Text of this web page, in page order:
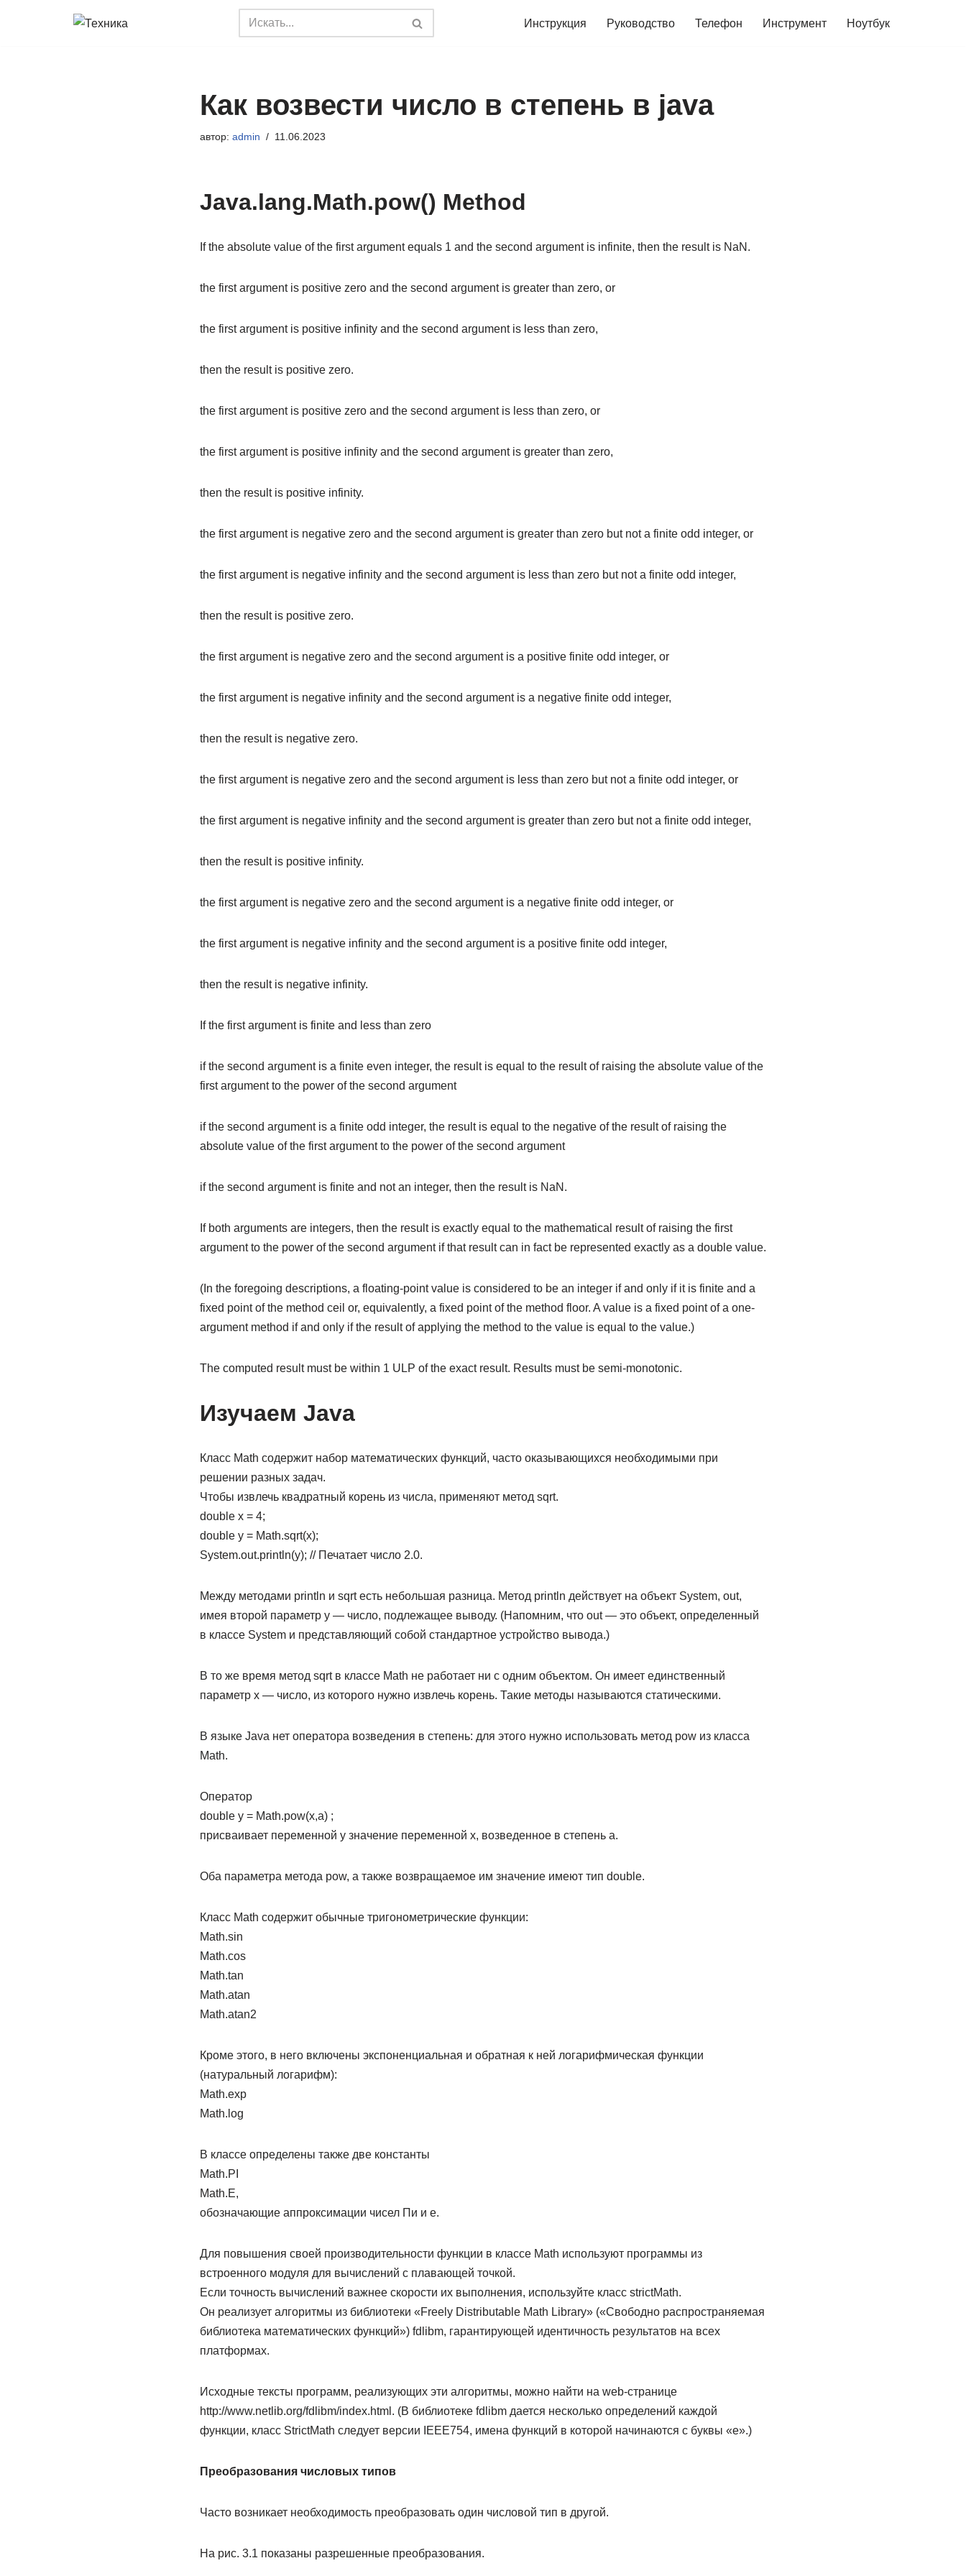
Инструкция Руководство Телефон Инструмент Ноутбук
Как возвести число в степень в java
автор: admin 11.06.2023
Java.lang.Math.pow() Method
If the absolute value of the first argument equals 1 and the second argument is infinite, then the result is NaN.
the first argument is positive zero and the second argument is greater than zero, or
the first argument is positive infinity and the second argument is less than zero,
then the result is positive zero.
the first argument is positive zero and the second argument is less than zero, or
the first argument is positive infinity and the second argument is greater than zero,
then the result is positive infinity.
the first argument is negative zero and the second argument is greater than zero but not a finite odd integer, or
the first argument is negative infinity and the second argument is less than zero but not a finite odd integer,
then the result is positive zero.
the first argument is negative zero and the second argument is a positive finite odd integer, or
the first argument is negative infinity and the second argument is a negative finite odd integer,
then the result is negative zero.
the first argument is negative zero and the second argument is less than zero but not a finite odd integer, or
the first argument is negative infinity and the second argument is greater than zero but not a finite odd integer,
then the result is positive infinity.
the first argument is negative zero and the second argument is a negative finite odd integer, or
the first argument is negative infinity and the second argument is a positive finite odd integer,
then the result is negative infinity.
If the first argument is finite and less than zero
if the second argument is a finite even integer, the result is equal to the result of raising the absolute value of the
first argument to the power of the second argument
if the second argument is a finite odd integer, the result is equal to the negative of the result of raising the
absolute value of the first argument to the power of the second argument
if the second argument is finite and not an integer, then the result is NaN.
If both arguments are integers, then the result is exactly equal to the mathematical result of raising the first
argument to the power of the second argument if that result can in fact be represented exactly as a double value.
(In the foregoing descriptions, a floating-point value is considered to be an integer if and only if it is finite and a
fixed point of the method ceil or, equivalently, a fixed point of the method floor. A value is a fixed point of a one-
argument method if and only if the result of applying the method to the value is equal to the value.)
The computed result must be within 1 ULP of the exact result. Results must be semi-monotonic.
Изучаем Java
Класс Math содержит набор математических функций, часто оказывающихся не­обходимыми при
решении разных задач.
Чтобы извлечь квадратный корень из числа, применяют метод sqrt.
double х = 4;
double у = Math.sqrt(х);
System.out.println(у); // Печатает число 2.0.
Между методами println и sqrt есть небольшая разница. Метод println дей­ствует на объект System, out,
имея второй параметр у — число, подлежащее вы­воду. (Напомним, что out — это объект, определенный
в классе System и пред­ставляющий собой стандартное устройство вывода.)
В то же время метод sqrt в классе Math не работает ни с одним объектом. Он имеет единственный
параметр х — число, из которого нужно извлечь корень. Такие методы называются статиче­скими.
В языке Java нет оператора возведения в степень: для этого нужно использовать метод pow из класса
Math.
Оператор
double у = Math.pow(x,a) ;
присваивает переменной у значение переменной х, возведенное в степень а.
Оба параметра метода pow, а также возвращаемое им значение имеют тип double.
Класс Math содержит обычные тригонометрические функции:
Math.sin
Math.cos
Math.tan
Math.atan
Math.atan2
Кроме этого, в него включены экспоненциальная и обратная к ней логарифмиче­ская функции
(натуральный логарифм):
Math.exp
Math.log
В классе определены также две константы
Math.PI
Math.E,
обозначающие аппроксимации чисел Пи и е.
Для повышения своей производительности функции в классе Math используют про­граммы из
встроенного модуля для вычислений с плавающей точкой.
Если точность вычислений важнее скорости их выполнения, используйте класс strictMath.
Он реализует алгоритмы из библиотеки «Freely Distributable Math Library» («Свободно распространяемая
библиотека математических функций») fdlibm, гарантирующей идентичность результатов на всех
платформах.
Исходные тексты программ, реали­зующих эти алгоритмы, можно найти на web-странице
http://www.netlib.org/fdlibm/index.html. (В библиотеке fdlibm дается несколько определений каждой
функции, класс StrictMath следует версии IEEE754, имена функций в которой на­чинаются с буквы «е».)
Преобразования числовых типов
Часто возникает необходимость преобразовать один числовой тип в другой.
На рис. 3.1 показаны разрешенные преобразования.